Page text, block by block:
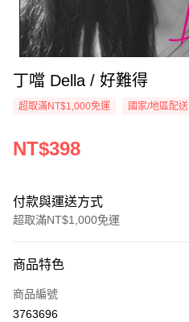
丁噹 Della / 好難得
超取滿NT$1,000免運 國家/地區配送
NT$398
付款與運送方式
超取滿NT$1,000免運
信用卡一次付款
超商取貨付款
商品特色
商品編號
3763696